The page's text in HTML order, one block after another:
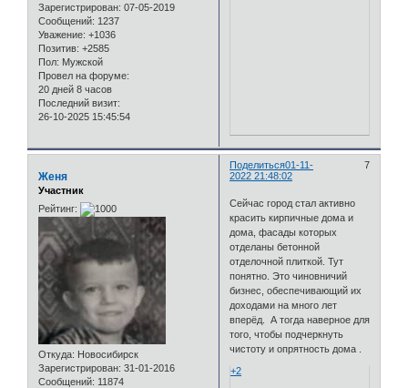
Зарегистрирован: 07-05-2019
Сообщений: 1237
Уважение: +1036
Позитив: +2585
Пол: Мужской
Провел на форуме:
20 дней 8 часов
Последний визит:
26-10-2025 15:45:54
Поделиться 7
01-11-
2022 21:48:02
Женя
Участник
Рейтинг:
Откуда: Новосибирск
Зарегистрирован: 31-01-2016
Сообщений: 11874
Сейчас город стал активно
красить кирпичные дома и
дома, фасады которых
отделаны бетонной
отделочной плиткой. Тут
понятно. Это чиновничий
бизнес, обеспечивающий их
доходами на много лет
вперёд. А тогда наверное для
того, чтобы подчеркнуть
чистоту и опрятность дома .
+2